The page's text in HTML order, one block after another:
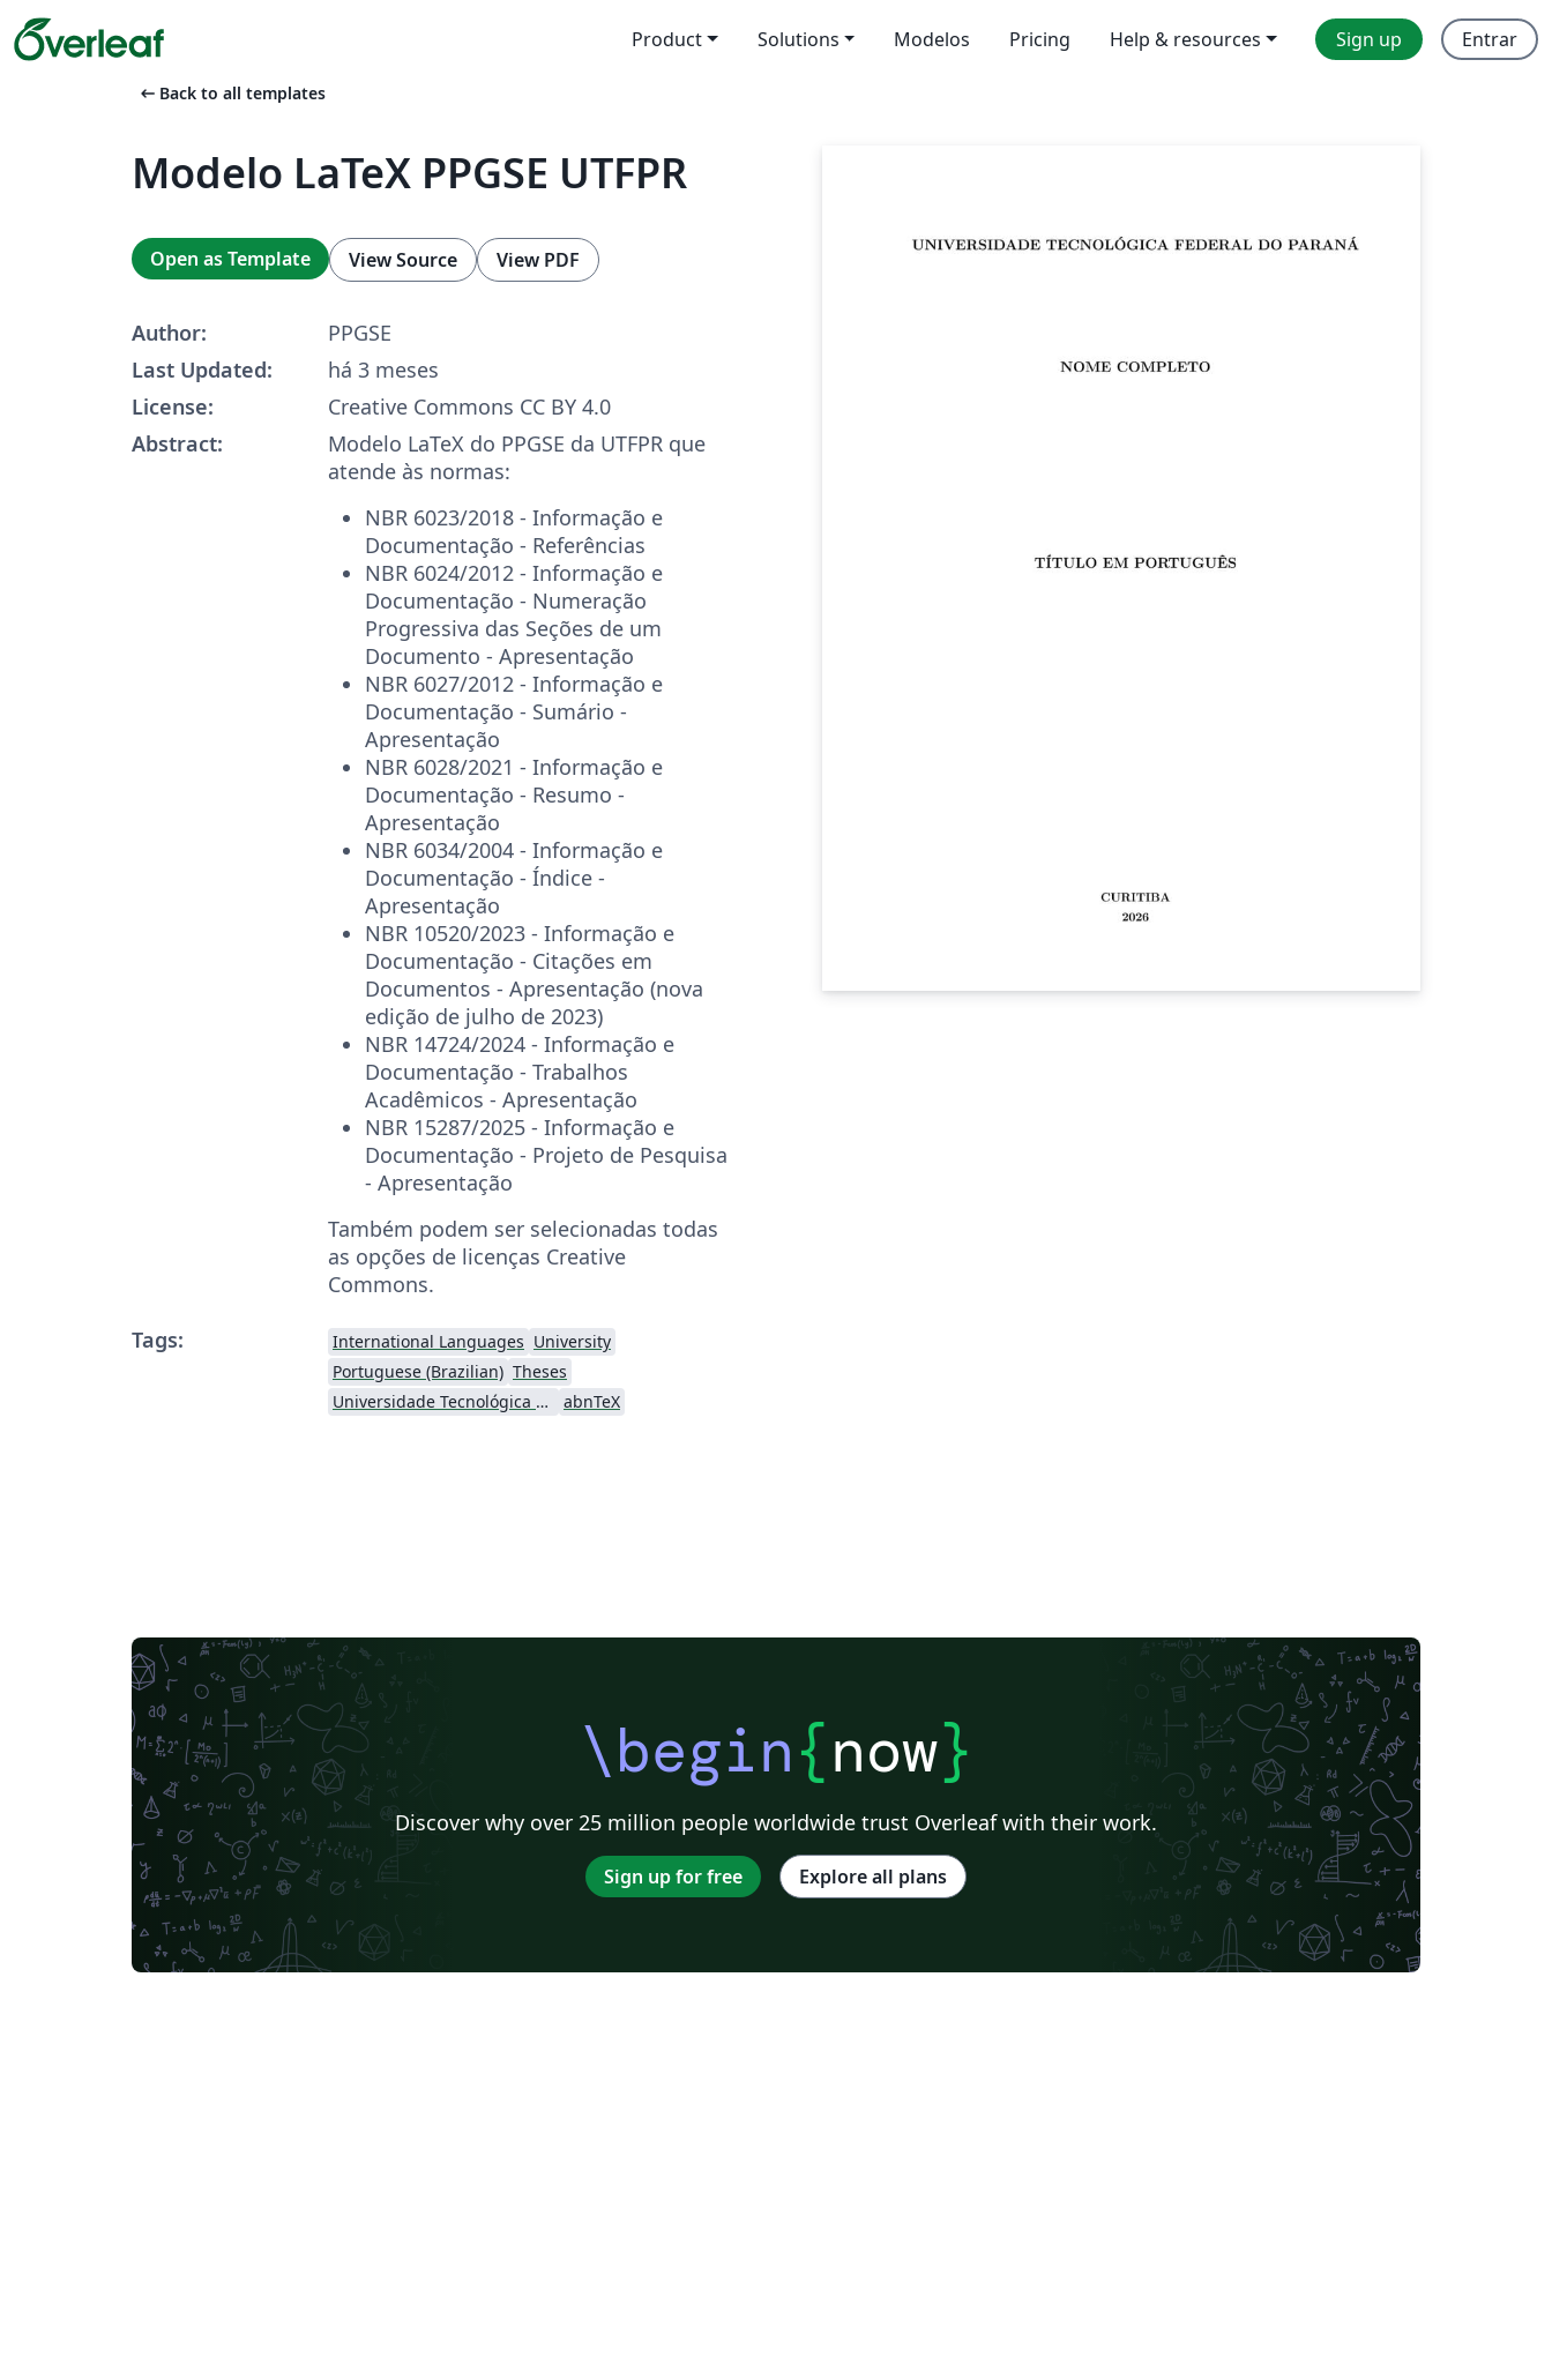
Product Solutions Modelos Pricing Help & resources Sign up Entrar
arrow_left_alt Back to all templates
Modelo LaTeX PPGSE UTFPR
Open as Template View Source View PDF
Author:
PPGSE
Last Updated:
há 3 meses
License:
Creative Commons CC BY 4.0
Abstract:
Modelo LaTeX do PPGSE da UTFPR que
atende às normas:
NBR 6023/2018 - Informação e
Documentação - Referências
NBR 6024/2012 - Informação e
Documentação - Numeração
Progressiva das Seções de um
Documento - Apresentação
NBR 6027/2012 - Informação e
Documentação - Sumário -
Apresentação
NBR 6028/2021 - Informação e
Documentação - Resumo -
Apresentação
NBR 6034/2004 - Informação e
Documentação - Índice -
Apresentação
NBR 10520/2023 - Informação e
Documentação - Citações em
Documentos - Apresentação (nova
edição de julho de 2023)
NBR 14724/2024 - Informação e
Documentação - Trabalhos
Acadêmicos - Apresentação
NBR 15287/2025 - Informação e
Documentação - Projeto de Pesquisa
- Apresentação
Também podem ser selecionadas todas
as opções de licenças Creative
Commons.
Tags:
International Languages University
Portuguese (Brazilian) Theses
Universidade Tecnológica Federal do Paraná (UTFPR)
abnTeX
\begin{now}
Discover why over 25 million people worldwide trust Overleaf with their work.
Sign up for free Explore all plans